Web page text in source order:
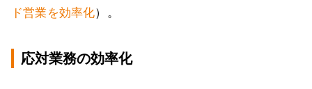
ド営業を効率化）。
応対業務の効率化